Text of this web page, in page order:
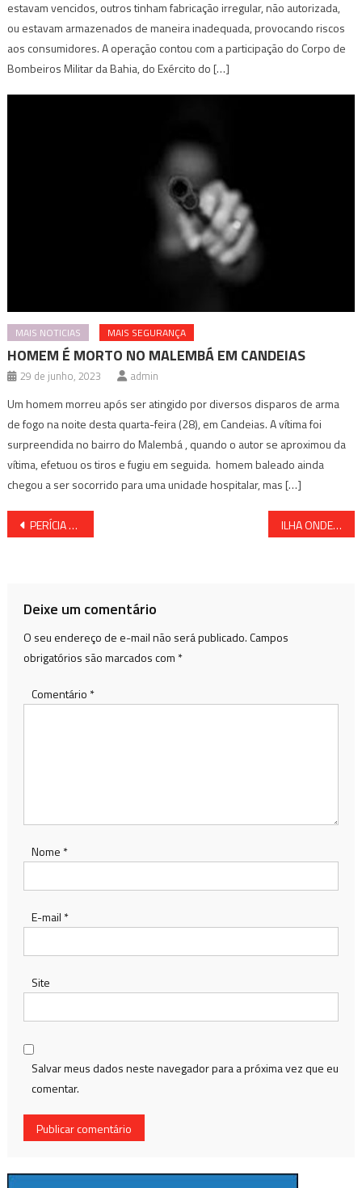
estavam vencidos, outros tinham fabricação irregular, não autorizada,
ou estavam armazenados de maneira inadequada, provocando riscos
aos consumidores. A operação contou com a participação do Corpo de
Bombeiros Militar da Bahia, do Exército do […]
MAIS NOTICIAS MAIS SEGURANÇA
HOMEM É MORTO NO MALEMBÁ EM CANDEIAS
29 de junho, 2023 admin
Um homem morreu após ser atingido por diversos disparos de arma
de fogo na noite desta quarta-feira (28), em Candeias. A vítima foi
surpreendida no bairro do Malembá , quando o autor se aproximou da
vítima, efetuou os tiros e fugiu em seguida. homem baleado ainda
chegou a ser socorrido para uma unidade hospitalar, mas […]
Navegação
PERÍCIA CONFIRMA QUE DEPUTADA NÃO FOI AGREDIDA ILHA ONDE NASCEU LÁZARO RAMOS ENTRA PARA O GRUPO DE COMUNIDADES QUILOMBOLAS
Deixe um comentário
O seu endereço de e-mail não será publicado.Campos
obrigatórios são marcados com *
Comentário *
Nome *
E-mail *
Site
Salvar meus dados neste navegador para a próxima vez que eu
comentar.